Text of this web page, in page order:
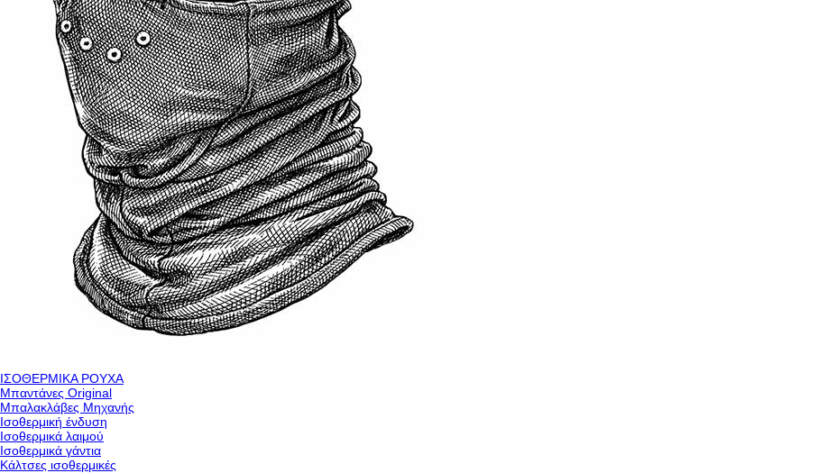
ΙΣΟΘΕΡΜΙΚΑ ΡΟΥΧΑ
Μπαντάνες Original
Μπαλακλάβες Μηχανής
Ισοθερμική ένδυση
Ισοθερμικά λαιμού
Ισοθερμικά γάντια
Κάλτσες ισοθερμικές